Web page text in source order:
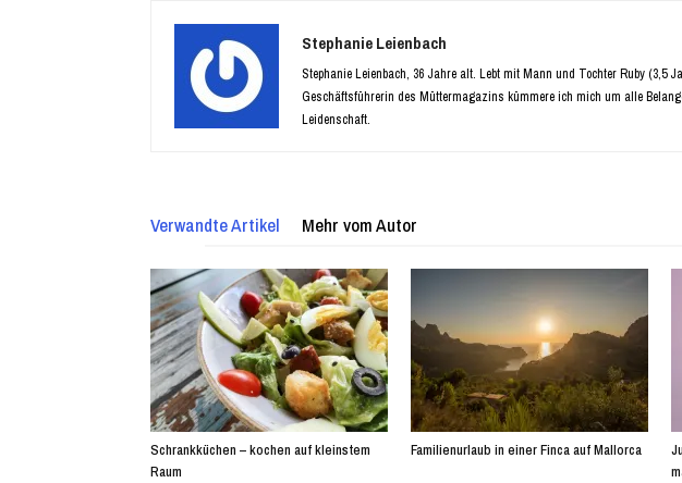
Stephanie Leienbach
Stephanie Leienbach, 36 Jahre alt. Lebt mit Mann und Tochter Ruby (3,5
Geschäftsführerin des Müttermagazins kümmere ich mich um alle
Leidenschaft.
Verwandte Artikel Mehr vom Autor
Schrankküchen – kochen auf kleinstem
Raum
Familienurlaub in einer Finca auf Mallorca